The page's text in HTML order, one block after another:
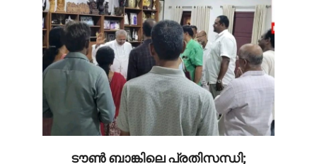
ടൗൺ ബാങ്കിലെ പ്രതിസന്ധി;